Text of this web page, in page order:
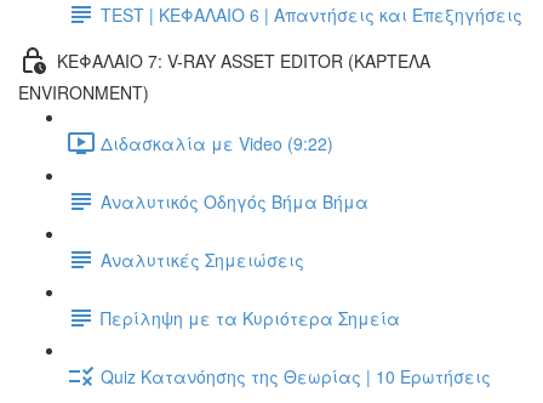
TEST | ΚΕΦΑΛΑΙΟ 6 | Απαντήσεις και Επεξηγήσεις
ΚΕΦΑΛΑΙΟ 7: V-RAY ASSET EDITOR (ΚΑΡΤΕΛΑ
ENVIRONMENT)
Διδασκαλία με Video (9:22)
Αναλυτικός Οδηγός Βήμα Βήμα
Αναλυτικές Σημειώσεις
Περίληψη με τα Κυριότερα Σημεία
Quiz Κατανόησης της Θεωρίας | 10 Ερωτήσεις